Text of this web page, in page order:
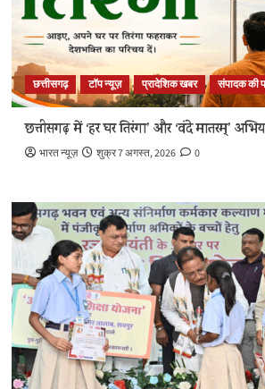
छत्तीसगढ़ टॉप न्यूज़ प्रादेशिक खबर संपादक की
छत्तीसगढ़ में ‘हर घर तिरंगा’ और ‘वंदे मातरम्’
भारत न्यूज़ शुक्र 7 अगस्त, 2026 0